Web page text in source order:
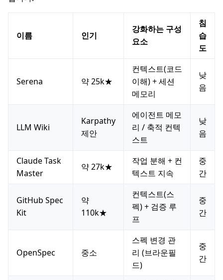
이름 인기
강화하는 구성
요소
침
습
도
Serena 약 25k★
컨텍스트(코드
이해) + 세션
메모리
낮
음
LLM Wiki
Karpathy
제안
에이전트 메모
리 / 축적 컨텍
스트
낮
음
Claude Task
Master
약 27k★
작업 분해 + 컨
텍스트 지속
중
간
GitHub Spec
Kit
약
110k★
컨텍스트(스
펙) + 검증 루
프
중
간
OpenSpec 중소
스펙 변경 관
리 (브라운필
드)
중
간